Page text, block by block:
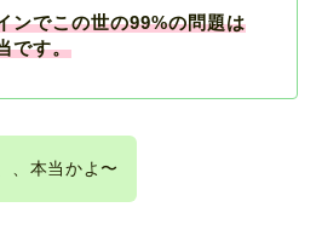
ンでこの世の99%の問題は
です。
、本当かよ〜